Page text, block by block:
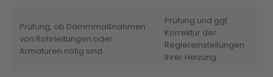
Prüfung, ob Dämmmaßnahmen
von Rohrleitungen oder
Armaturen nötig sind
Prüfung und ggf.
Korrektur der
Reglereinstellungen
Ihrer Heizung